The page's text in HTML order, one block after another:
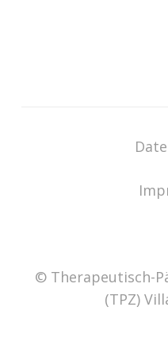
© Therapeutisch-
(TPZ)